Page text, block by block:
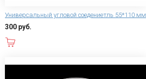
Универсальный угловой соедениетль 55*110 мм
300 руб.